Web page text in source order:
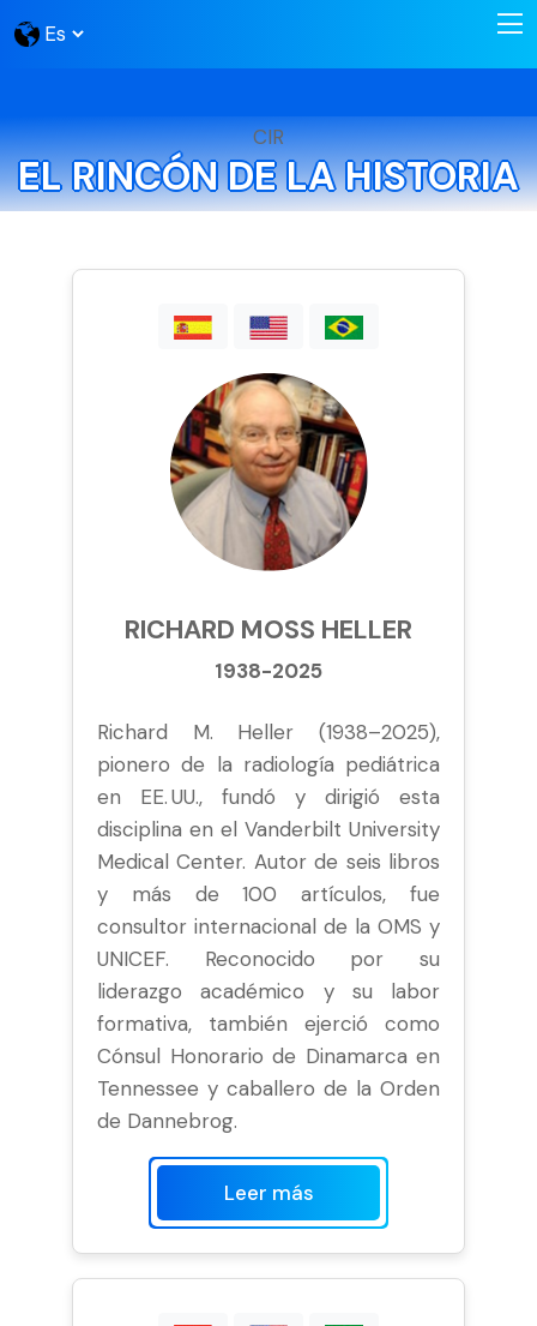
CIR
EL RINCÓN DE LA HISTORIA
RICHARD MOSS HELLER
1938-2025
Richard M. Heller (1938–2025),
pionero de la radiología pediátrica
en EE. UU., fundó y dirigió esta
disciplina en el Vanderbilt University
Medical Center. Autor de seis libros
y más de 100 artículos, fue
consultor internacional de la OMS y
UNICEF. Reconocido por su
liderazgo académico y su labor
formativa, también ejerció como
Cónsul Honorario de Dinamarca en
Tennessee y caballero de la Orden
de Dannebrog.
Leer más